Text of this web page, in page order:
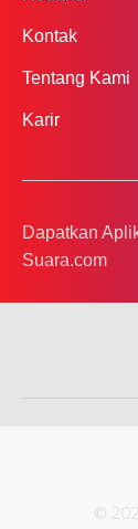
Kontak
Tentang Kami
Karir
Dapatkan
Suara.com
©